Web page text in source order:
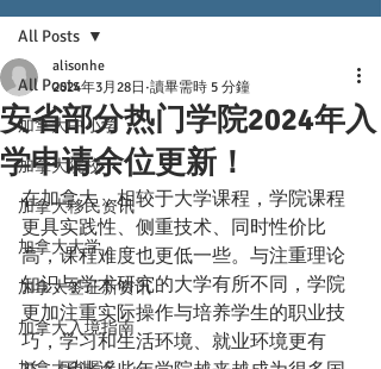
All Posts
加拿大中小学
加拿大院校
加拿大移民资讯
加拿大大学
加拿大签证新资讯
加拿大入境指南
All Posts
安省部分热门学院2024年入
学申请余位更新！
alisonhe
2024年3月28日 讀畢需時 5 分鐘
在加拿大，相较于大学课程，学院课程
更具实践性、侧重技术、同时性价比
高，课程难度也更低一些。与注重理论
知识与学术研究的大学有所不同，学院
更加注重实际操作与培养学生的职业技
巧，学习和生活环境、就业环境更有